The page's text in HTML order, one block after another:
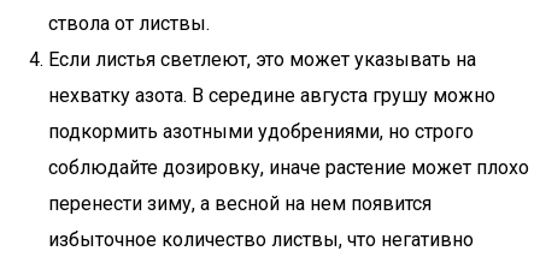
ствола от листвы.
Если листья светлеют, это может указывать на
нехватку азота. В середине августа грушу можно
подкормить азотными удобрениями, но строго
соблюдайте дозировку, иначе растение может плохо
перенести зиму, а весной на нем появится
избыточное количество листвы, что негативно